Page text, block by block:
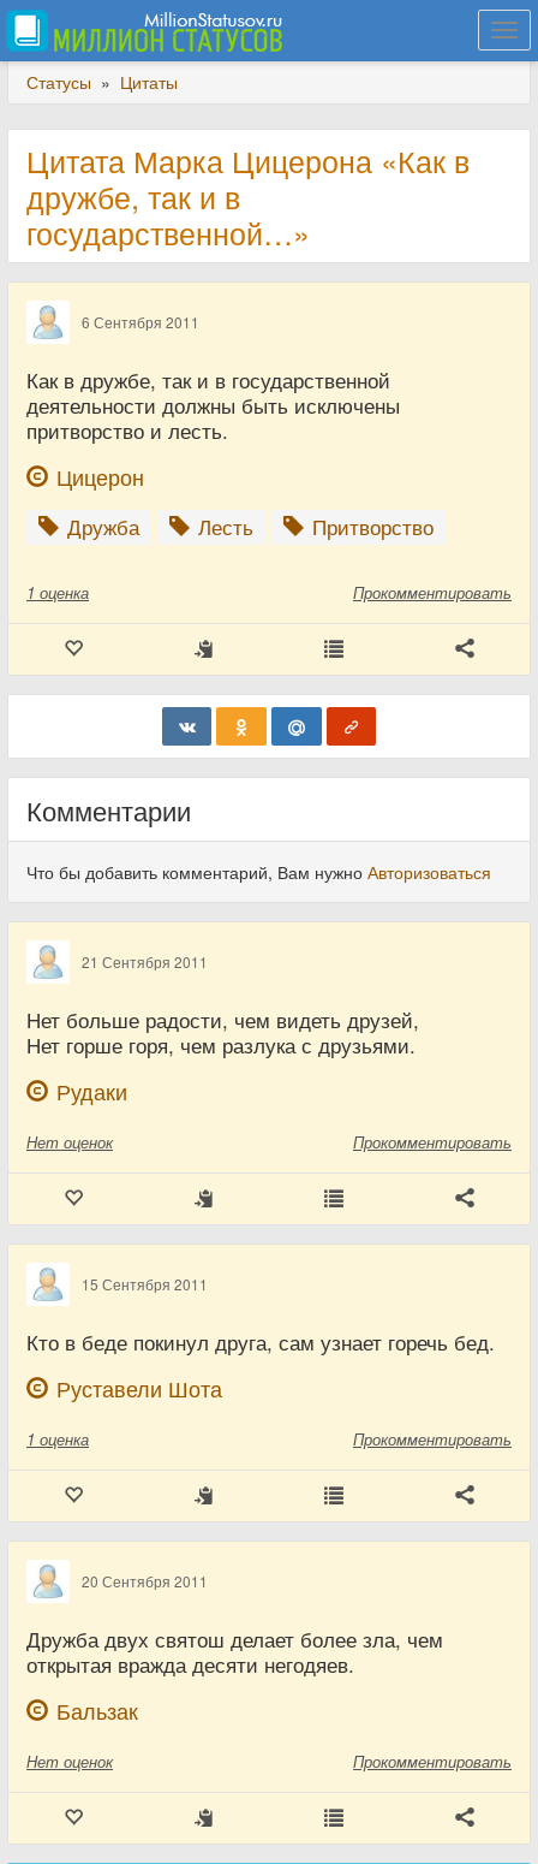
Статусы » Цитаты
Цитата Марка Цицерона «Как в
дружбе, так и в
государственной…»
6 Сентября 2011
Как в дружбе, так и в государственной
деятельности должны быть исключены
притворство и лесть.
Цицерон
Дружба Лесть Притворство
1 оценка Прокомментировать
Комментарии
Что бы добавить комментарий, Вам нужно Авторизоваться
21 Сентября 2011
Нет больше радости, чем видеть друзей,
Нет горше горя, чем разлука с друзьями.
Рудаки
Нет оценок Прокомментировать
15 Сентября 2011
Кто в беде покинул друга, сам узнает горечь бед.
Руставели Шота
1 оценка Прокомментировать
20 Сентября 2011
Дружба двух святош делает более зла, чем
открытая вражда десяти негодяев.
Бальзак
Нет оценок Прокомментировать